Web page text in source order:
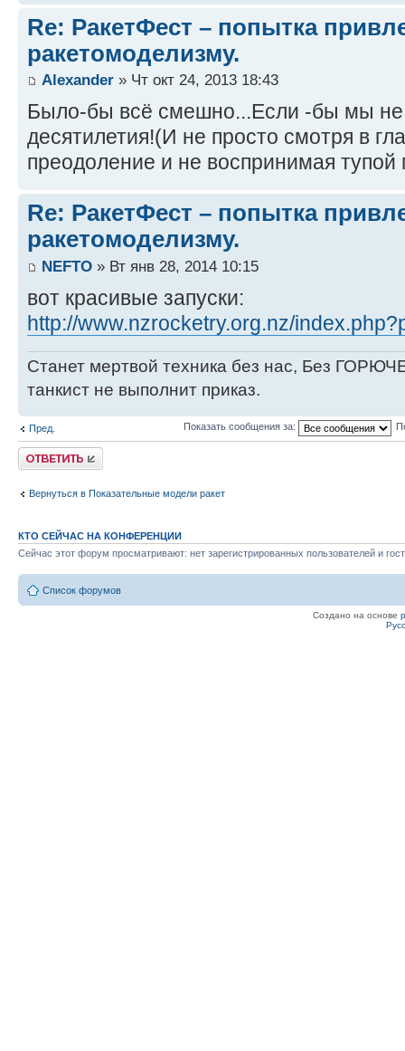
Re: РакетФест – попытка
ракетомоделизму.
Alexander » Чт окт 24, 2013 18:43
Было-бы всё смешно...Если -бы мы не
десятилетия!(И не просто смотря в
преодоление и не воспринимая тупой
Re: РакетФест – попытка
ракетомоделизму.
NEFTO » Вт янв 28, 2014 10:15
вот красивые запуски:
http://www.nzrocketry.org.nz/
Станет мертвой техника без нас, Без
танкист не выполнит приказ.
Пред. Показать сообщения за:
Ответить
Вернуться в Показательные модели ракет
КТО СЕЙЧАС НА КОНФЕРЕНЦИИ
Сейчас этот форум просматривают: нет зарегистрированных пользователей и
Список форумов
Создано на основе